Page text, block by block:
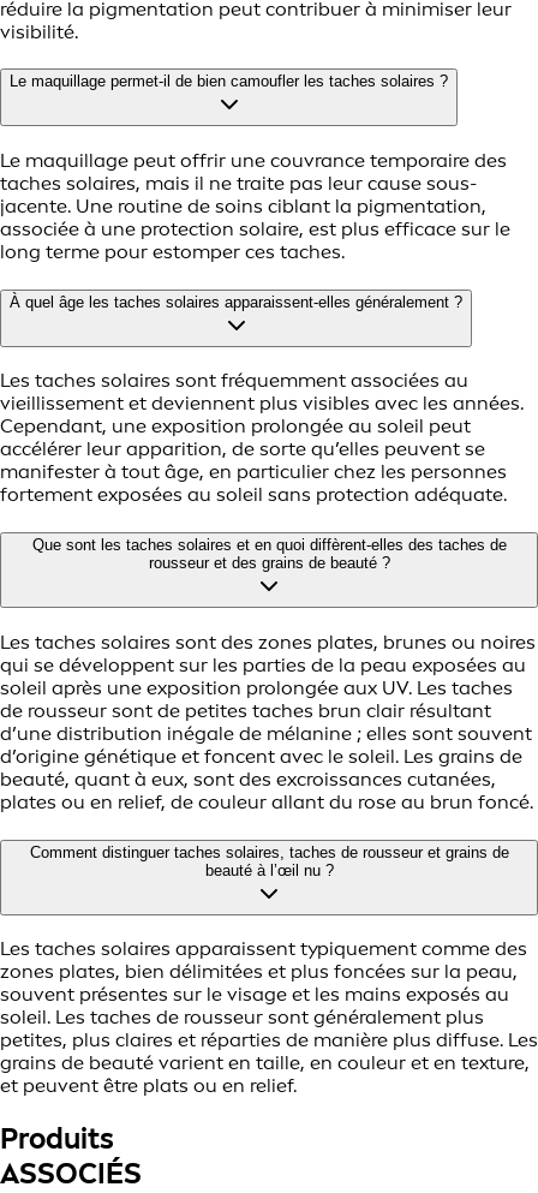
réduire la pigmentation peut contribuer à minimiser leur
visibilité.
Le maquillage permet-il de bien camoufler les taches solaires ?
Le maquillage peut offrir une couvrance temporaire des
taches solaires, mais il ne traite pas leur cause sous-
jacente. Une routine de soins ciblant la pigmentation,
associée à une protection solaire, est plus efficace sur le
long terme pour estomper ces taches.
À quel âge les taches solaires apparaissent-elles généralement ?
Les taches solaires sont fréquemment associées au
vieillissement et deviennent plus visibles avec les années.
Cependant, une exposition prolongée au soleil peut
accélérer leur apparition, de sorte qu’elles peuvent se
manifester à tout âge, en particulier chez les personnes
fortement exposées au soleil sans protection adéquate.
Que sont les taches solaires et en quoi diffèrent-elles des taches de
rousseur et des grains de beauté ?
Les taches solaires sont des zones plates, brunes ou noires
qui se développent sur les parties de la peau exposées au
soleil après une exposition prolongée aux UV. Les taches
de rousseur sont de petites taches brun clair résultant
d’une distribution inégale de mélanine ; elles sont souvent
d’origine génétique et foncent avec le soleil. Les grains de
beauté, quant à eux, sont des excroissances cutanées,
plates ou en relief, de couleur allant du rose au brun foncé.
Comment distinguer taches solaires, taches de rousseur et grains de
beauté à l’œil nu ?
Les taches solaires apparaissent typiquement comme des
zones plates, bien délimitées et plus foncées sur la peau,
souvent présentes sur le visage et les mains exposés au
soleil. Les taches de rousseur sont généralement plus
petites, plus claires et réparties de manière plus diffuse. Les
grains de beauté varient en taille, en couleur et en texture,
et peuvent être plats ou en relief.
Produits
ASSOCIÉS